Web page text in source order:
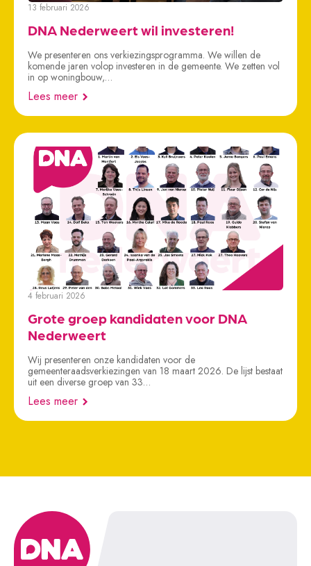
DNA Nederweert wil investeren!
13 februari 2026
We presenteren ons verkiezingsprogramma. We willen de
komende jaren volop investeren in de gemeente. We zetten vol
in op woningbouw,…
Lees meer
Grote groep kandidaten voor DNA
Nederweert
4 februari 2026
Wij presenteren onze kandidaten voor de
gemeenteraadsverkiezingen van 18 maart 2026. De lijst bestaat
uit een diverse groep van 33…
Lees meer